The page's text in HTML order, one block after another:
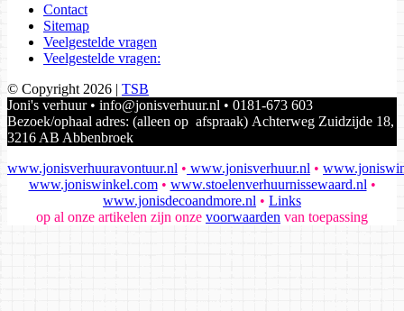
Contact
Sitemap
Veelgestelde vragen
Veelgestelde vragen:
© Copyright 2026 | TSB
Joni's verhuur • info@jonisverhuur.nl • 0181-673 603
Bezoek/ophaal adres: (alleen op afspraak) Achterweg Zuidzijde 18,
3216 AB Abbenbroek
www.jonisverhuuravontuur.nl • www.jonisverhuur.nl •
www.joniswinkel.com• www.stoelenverhuurnissewaard.nl •
www.jonisdecoandmore.nl • Links
op al onze artikelen zijn onze voorwaarden van toepassing